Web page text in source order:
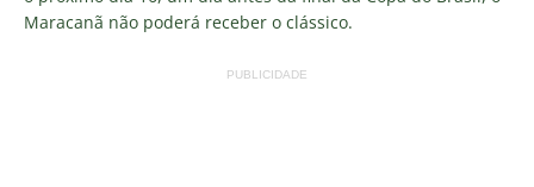
Maracanã não poderá receber o clássico.
PUBLICIDADE